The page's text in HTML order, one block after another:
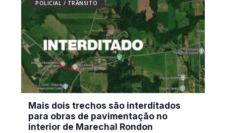
POLICIAL / TRÂNSITO
Mais dois trechos são interditados
para obras de pavimentação no
interior de Marechal Rondon